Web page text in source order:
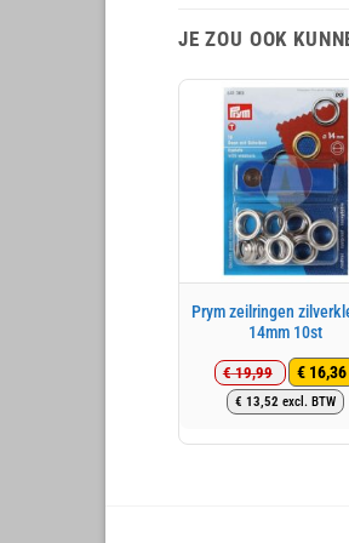
JE ZOU OOK
Prym zeilringen
14mm 10st
€19,99
prijs
€ 16,36
Huidige
prijs
€ 13,52 excl. BTW